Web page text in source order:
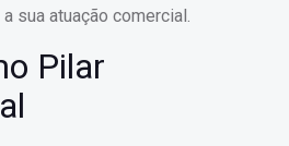
sua atuação comercial.
Pilar